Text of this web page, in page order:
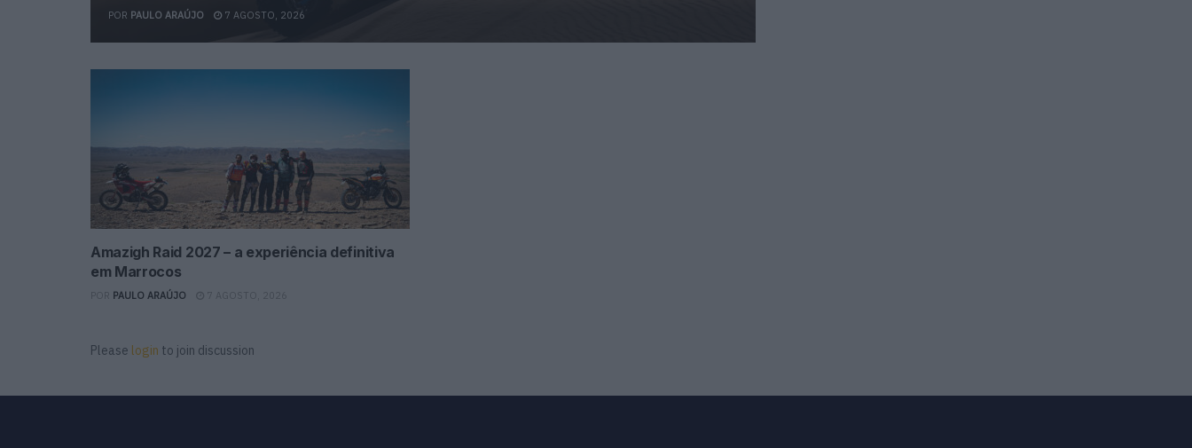
POR PAULO ARAÚJO 7 AGOSTO, 2026
Amazigh Raid 2027 – a experiência definitiva
em Marrocos
PAULO ARAÚJO 7 AGOSTO, 2026
Please login to join discussion